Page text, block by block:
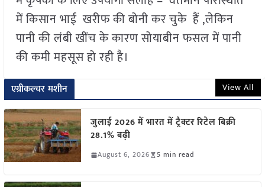
में किसान भाई खरीफ की बोनी कर चुके हैं ,लेकिन
पानी की लंबी खींच के कारण सोयाबीन फसल में पानी
की कमी महसूस हो रही है।
एग्रीकल्चर मशीन View All
जुलाई 2026 में भारत में ट्रैक्टर रिटेल बिक्री
28.1% बढ़ी
August 6, 2026 5 min read